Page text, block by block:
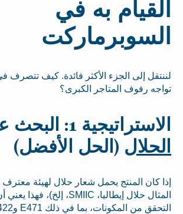
القيام به في
السوبرماركت
لننتقل إلى الجزء الأكثر فائدة. كيف تتصرف
تواجه رفوف المتاجر الكبرى؟
الاستراتيجية 1: البحث عن
الحلال (الحل الأفضل)
إذا كان المنتج يحمل شعار حلال لهيئة
المثال حلال إيطاليا، SMIIC، إلخ)، فهذا يعني أن